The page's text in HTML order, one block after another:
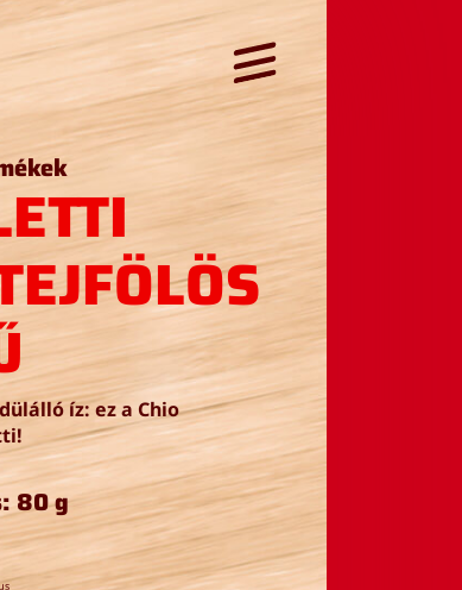
íz: ez a Chio
80 g